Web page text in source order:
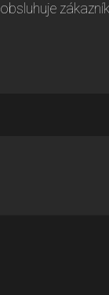
obsluhuje